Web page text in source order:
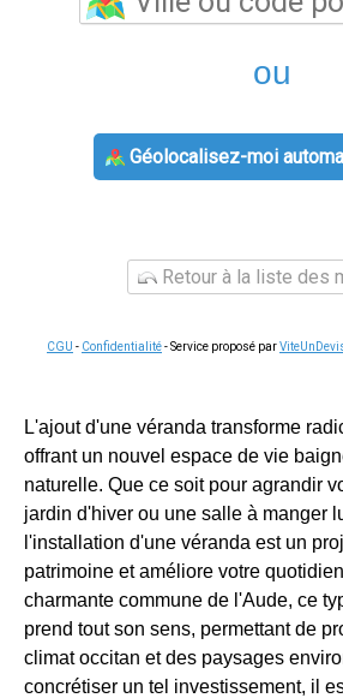
ou
Géolocalisez-moi
Retour à la liste des
CGU - Confidentialité- Service proposé par
L'ajout d'une véranda transforme
offrant un nouvel espace de vie
naturelle. Que ce soit pour agrandir
jardin d'hiver ou une salle à manger
l'installation d'une véranda est un
patrimoine et améliore votre
charmante commune de l'Aude, ce
prend tout son sens, permettant de
climat occitan et des paysages
concrétiser un tel investissement, il